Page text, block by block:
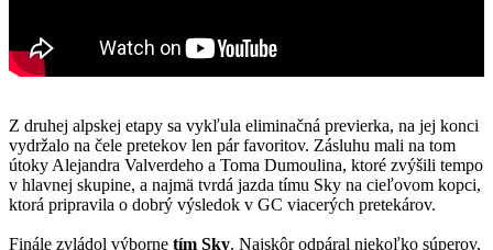
Z druhej alpskej etapy sa vykľula eliminačná previerka, na jej konci
vydržalo na čele pretekov len pár favoritov. Zásluhu mali na tom
útoky Alejandra Valverdeho a Toma Dumoulina, ktoré zvýšili tempo
v hlavnej skupine, a najmä tvrdá jazda tímu Sky na cieľovom kopci,
ktorá pripravila o dobrý výsledok v GC viacerých pretekárov.
Finále zvládol výborne tím Sky. Najskôr odpáral niekoľko súperov,